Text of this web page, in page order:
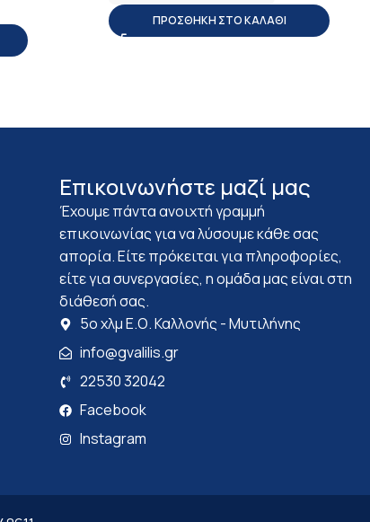
ΠΡΟΣΘΉΚΗ ΣΤΟ ΚΑΛΆΘΙ
Επικοινωνήστε μαζί μας
Έχουμε πάντα ανοιχτή γραμμή
επικοινωνίας για να λύσουμε κάθε σας
απορία. Είτε πρόκειται για πληροφορίες,
είτε για συνεργασίες, η ομάδα μας είναι στη
διάθεσή σας.
5ο χλμ Ε.Ο. Καλλονής - Μυτιλήνης
info@gvalilis.gr
22530 32042
Facebook
Instagram